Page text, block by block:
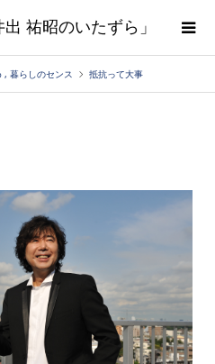
祐昭のいたずら」
, 暮らしのセンス 抵抗って大事